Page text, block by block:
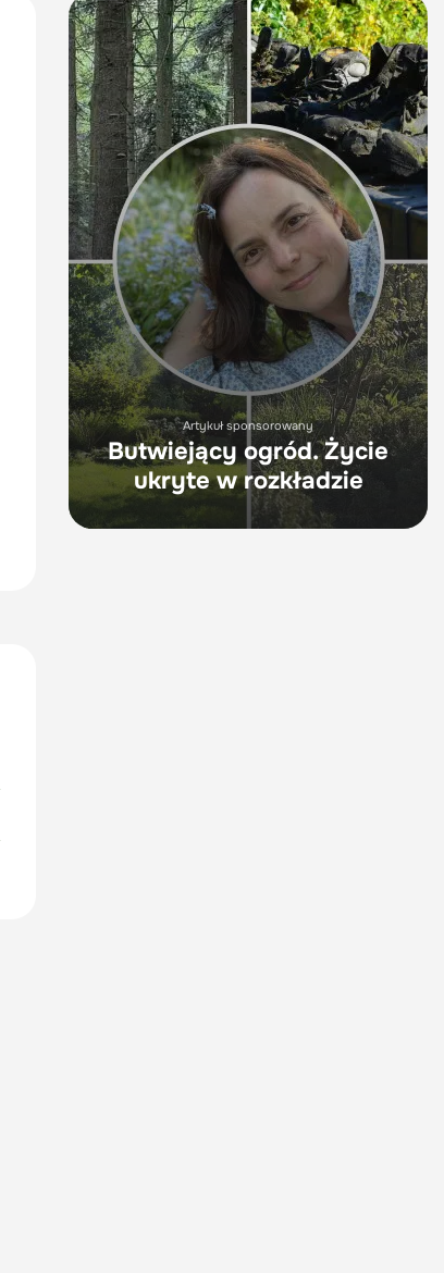
Artykuł sponsorowany
Butwiejący ogród. Życie
ukryte w rozkładzie